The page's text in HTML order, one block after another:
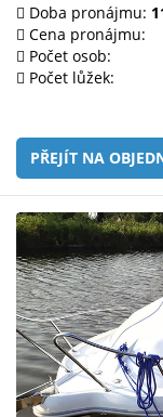
Doba pronájmu:
Cena pronájmu:
Počet osob:
Počet lůžek:
PŘEJÍT NA